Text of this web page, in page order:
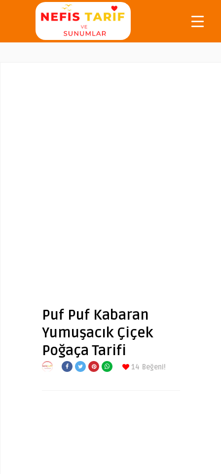
Puf Puf Kabaran
Yumuşacık Çiçek
Poğaça Tarifi
14 Beğeni!